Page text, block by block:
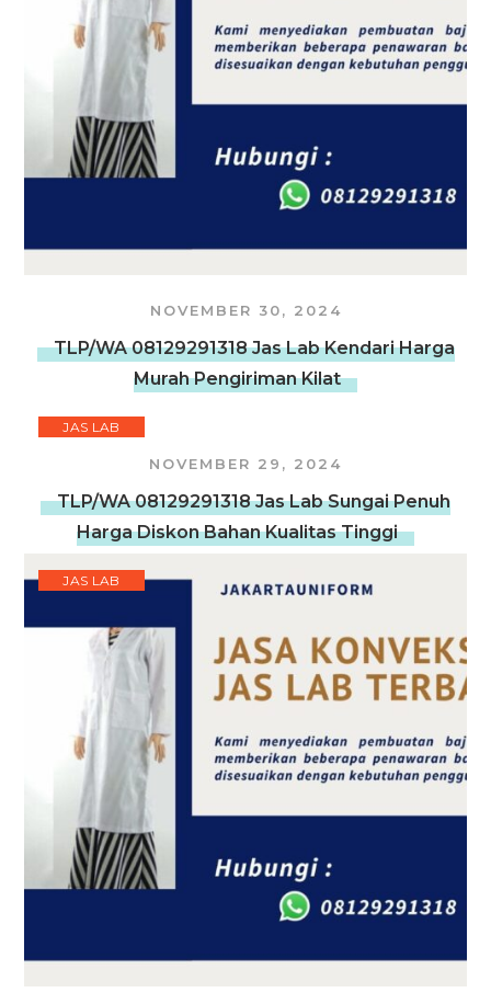
NOVEMBER 30, 2024
TLP/WA 08129291318 Jas Lab Kendari Harga
Murah Pengiriman Kilat
JAS LAB
NOVEMBER 29, 2024
TLP/WA 08129291318 Jas Lab Sungai Penuh
Harga Diskon Bahan Kualitas Tinggi
JAS LAB